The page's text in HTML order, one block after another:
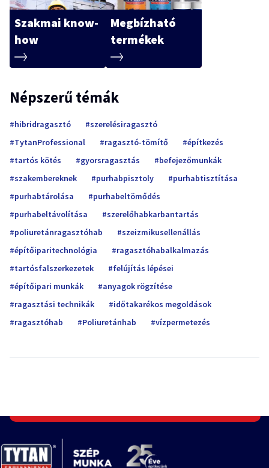
Szakmai know-
how
Megbízható
termékek
Népszerű témák
hibridragasztó
szerelésiragasztó
TytanProfessional
ragasztó-tömítő
építkezés
tartós kötés
gyorsragasztás
befejezőmunkák
szakembereknek
purhabpisztoly
purhabtisztítása
purhabtárolása
purhabeltömődés
purhabeltávolítása
szerelőhabkarbantartás
poliuretánragasztóhab
szeizmikusellenállás
építőiparitechnológia
ragasztóhabalkalmazás
tartósfalszerkezetek
felújítás lépései
építőipari munkák
anyagok rögzítése
ragasztási technikák
időtakarékos megoldások
ragasztóhab
Poliuretánhab vízpermetezés